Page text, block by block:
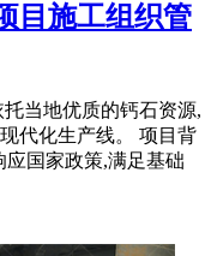
目施工组织管
当地优质的钙石资源,
代化生产线。 项目背
国家政策,满足基础